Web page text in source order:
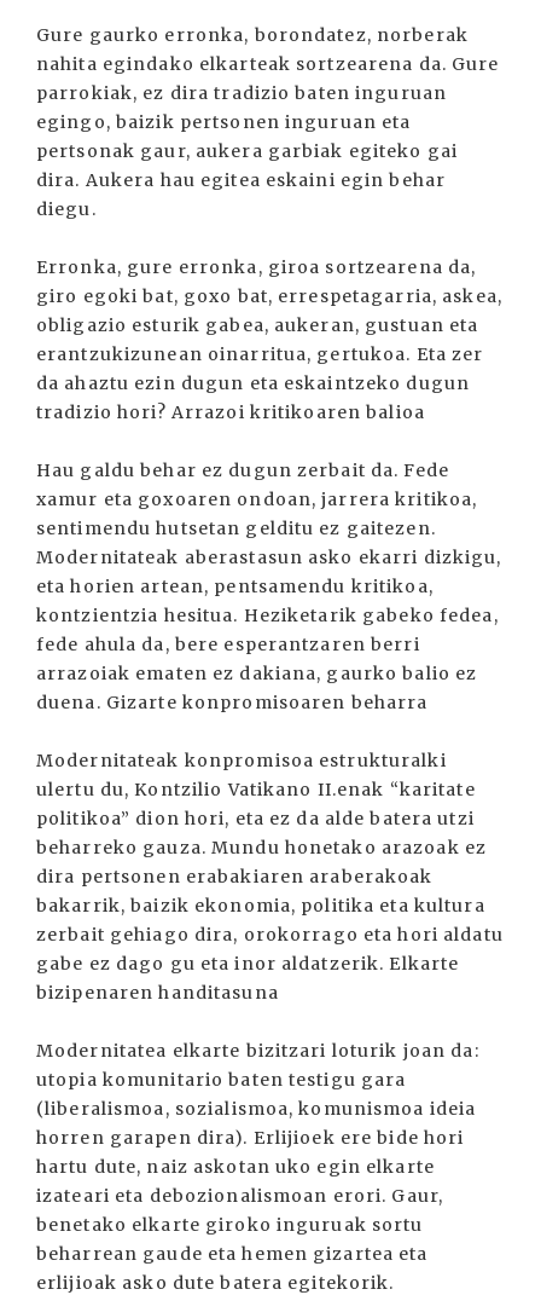
Gure gaurko erronka, borondatez, norberak
nahita egindako elkarteak sortzearena da. Gure
parrokiak, ez dira tradizio baten inguruan
egingo, baizik pertsonen inguruan eta
pertsonak gaur, aukera garbiak egiteko gai
dira. Aukera hau egitea eskaini egin behar
diegu.
Erronka, gure erronka, giroa sortzearena da,
giro egoki bat, goxo bat, errespetagarria, askea,
obligazio esturik gabea, aukeran, gustuan eta
erantzukizunean oinarritua, gertukoa. Eta zer
da ahaztu ezin dugun eta eskaintzeko dugun
tradizio hori? Arrazoi kritikoaren balioa
Hau galdu behar ez dugun zerbait da. Fede
xamur eta goxoaren ondoan, jarrera kritikoa,
sentimendu hutsetan gelditu ez gaitezen.
Modernitateak aberastasun asko ekarri dizkigu,
eta horien artean, pentsamendu kritikoa,
kontzientzia hesitua. Heziketarik gabeko fedea,
fede ahula da, bere esperantzaren berri
arrazoiak ematen ez dakiana, gaurko balio ez
duena. Gizarte konpromisoaren beharra
Modernitateak konpromisoa estrukturalki
ulertu du, Kontzilio Vatikano II.enak “karitate
politikoa” dion hori, eta ez da alde batera utzi
beharreko gauza. Mundu honetako arazoak ez
dira pertsonen erabakiaren araberakoak
bakarrik, baizik ekonomia, politika eta kultura
zerbait gehiago dira, orokorrago eta hori aldatu
gabe ez dago gu eta inor aldatzerik. Elkarte
bizipenaren handitasuna
Modernitatea elkarte bizitzari loturik joan da:
utopia komunitario baten testigu gara
(liberalismoa, sozialismoa, komunismoa ideia
horren garapen dira). Erlijioek ere bide hori
hartu dute, naiz askotan uko egin elkarte
izateari eta debozionalismoan erori. Gaur,
benetako elkarte giroko inguruak sortu
beharrean gaude eta hemen gizartea eta
erlijioak asko dute batera egitekorik.